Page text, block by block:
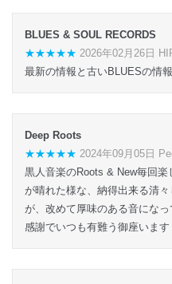
BLUES & SOUL RECORDS
★★★★★ 2026年02月26日
最新の情報と古いBLUESの情
Deep Roots
★★★★★ 2024年09月05日
黒人音楽のRoots & New毎回
が晴れた様な、納得出来る清
が、改めて厚味のある音にな
感謝でいつも有難う御座います